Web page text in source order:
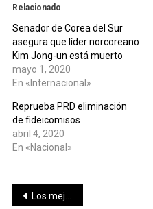
Relacionado
Senador de Corea del Sur
asegura que líder norcoreano
Kim Jong-un está muerto
mayo 1, 2020
En «Internacional»
Reprueba PRD eliminación
de fideicomisos
abril 4, 2020
En «Nacional»
Navegación
Los mejores ciclistas de México en el Tour del Adivino 2020